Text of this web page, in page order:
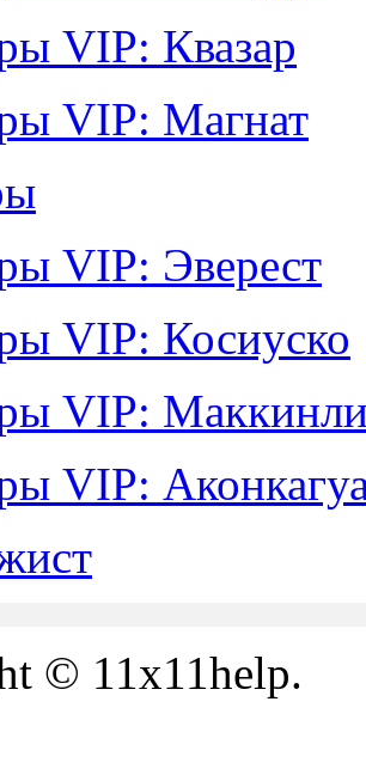
VIP: Квазар
VIP: Магнат
VIP: Эверест
VIP: Косиуско
VIP:
VIP:
© 11x11help.